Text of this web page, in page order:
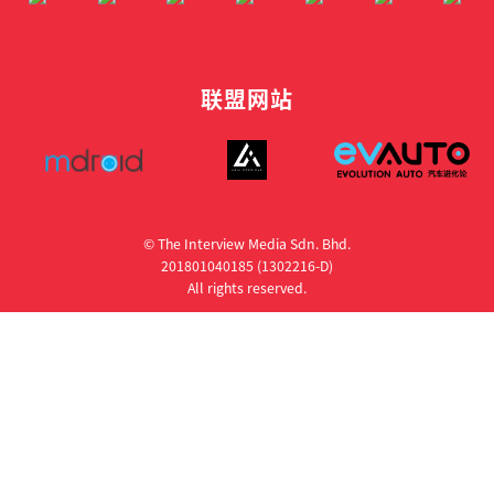
联盟网站
© The Interview Media Sdn. Bhd.
201801040185 (1302216­-D)
All rights reserved.